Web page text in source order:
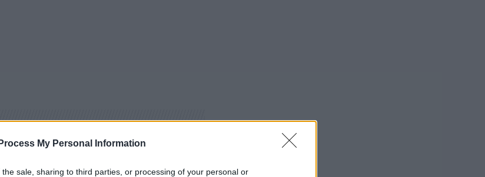
My Personal Information
sale, sharing to third parties, or processing of your personal or